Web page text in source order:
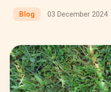
Blog 03 December 2024